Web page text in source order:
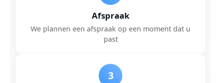
Afspraak
We plannen een afspraak op een moment dat u
past
3